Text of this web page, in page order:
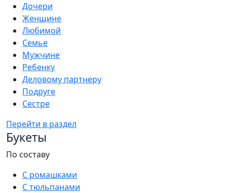
Дочери
Женщине
Любимой
Семье
Мужчине
Ребенку
Деловому партнеру
Подруге
Сестре
Перейти в раздел
Букеты
По составу
С ромашками
С тюльпанами